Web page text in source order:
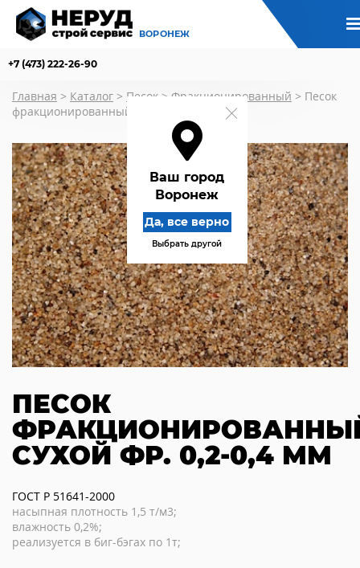
ВОРОНЕЖ
Ваш город
Воронеж
Да, все верно
Выбрать другой
+7 (473) 222-26-90
Главная > Каталог > Песок > Фракционированный > Песок
фракционированный сухой фр. 0,2-0,4 мм
ПЕСОК
СУХОЙ ФР. 0,2-0,4 ММ
ГОСТ Р 51641-2000
насыпная плотность 1,5 т/м3;
влажность 0,2%;
реализуется в биг-бэгах по 1т;